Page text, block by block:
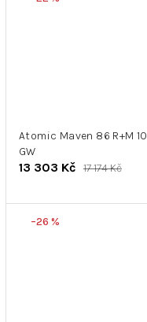
Atomic Maven 86 R+M 10
GW
13 303 Kč 17 174 Kč
–26 %